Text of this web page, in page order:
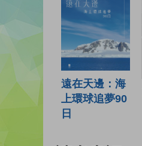
遠在天邊：海
上環球追夢90
日